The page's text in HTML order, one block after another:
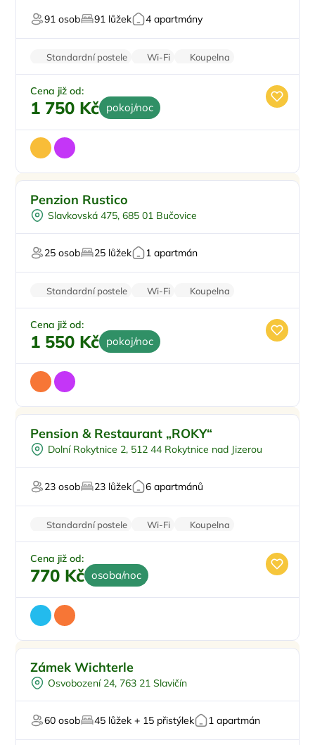
Pro relaxaci
91 osob 91 lůžek 4 apartmány
Standardní postele Wi-Fi
Koupelna
Rodinné pokoje
Parkování zdarma
Cena již od:
1 750 Kč pokoj/noc
Vinný sklípek
Wellness procedury
Firemní akce/teambuilding
Penzion Rustico
Slavkovská 475, 685 01 Bučovice
25 osob 25 lůžek 1 apartmán
Standardní postele Wi-Fi
Koupelna
Recepce
Parkování zdarma
Cena již od:
1 550 Kč pokoj/noc
Vířivka
Sauna
U sjezdovky
Pension & Restaurant „ROKY“
Dolní Rokytnice 2, 512 44 Rokytnice nad Jizerou
23 osob 23 lůžek 6 apartmánů
Standardní postele Wi-Fi
Koupelna
Rodinné pokoje
Zatemňující žaluzie
Cena již od:
770 Kč osoba/noc
Vířivka
Wellness procedury
Pro svatby a oslavy
Zámek Wichterle
Osvobození 24, 763 21 Slavičín
60 osob 45 lůžek + 15 přistýlek 1 apartmán